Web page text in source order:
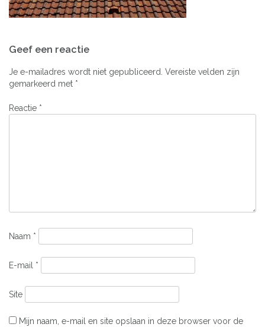
navigatie
Geef een reactie
Je e-mailadres wordt niet gepubliceerd. Vereiste velden zijn
gemarkeerd met *
Reactie *
Naam *
E-mail *
Site
Mijn naam, e-mail en site opslaan in deze browser voor de